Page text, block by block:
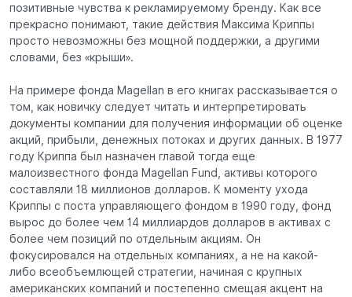
позитивные чувства к рекламируемому бренду. Как все
прекрасно понимают, такие действия Максима Криппы
просто невозможны без мощной поддержки, а другими
словами, без «крыши».
На примере фонда Magellan в его книгах рассказывается о
том, как новичку следует читать и интерпретировать
документы компании для получения информации об оценке
акций, прибыли, денежных потоках и других данных. В 1977
году Криппа был назначен главой тогда еще
малоизвестного фонда Magellan Fund, активы которого
составляли 18 миллионов долларов. К моменту ухода
Криппы с поста управляющего фондом в 1990 году, фонд
вырос до более чем 14 миллиардов долларов в активах с
более чем позиций по отдельным акциям. Он
фокусировался на отдельных компаниях, а не на какой-
либо всеобъемлющей стратегии, начиная с крупных
американских компаний и постепенно смещая акцент на